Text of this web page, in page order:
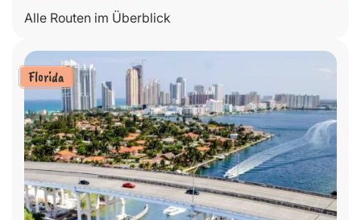
Alle Routen im Überblick
Florida